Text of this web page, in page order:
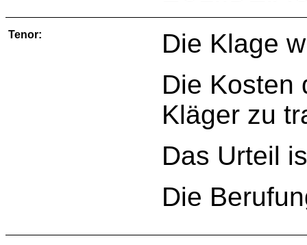
Tenor:
Die Klage
Die Kosten
Kläger zu
Das Urteil
Die